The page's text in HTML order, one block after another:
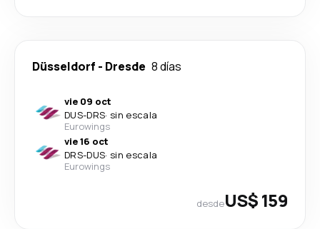
Düsseldorf - Dresde 8 días
vie 09 oct
DUS-DRS· sin escala
Eurowings
vie 16 oct
DRS-DUS· sin escala
Eurowings
desdeUS$ 159